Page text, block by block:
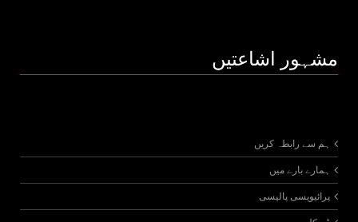
مشہور اشاعتیں
ہم سے رابطہ کریں
ہمارے بارے میں
پرائیویسی پالیسی